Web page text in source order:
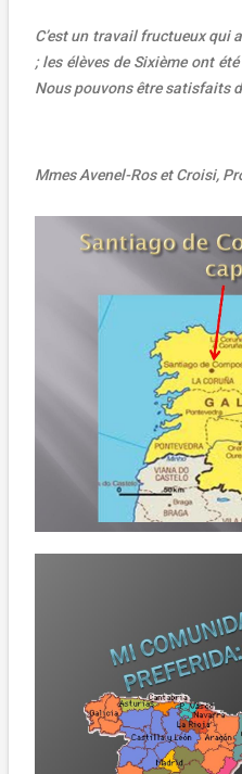
C’est un travail fructueux qui
; les élèves de Sixième ont
Nous pouvons être satisfaits
Mmes Avenel-Ros et Croisi,